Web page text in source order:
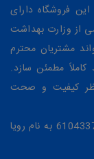
فروشگاه دارای
از وزارت بهداشت
مشتریان محترم
مطمئن سازد.
نظر کیفیت و صحت
شماره کارت جهت خرید محصولات : 6104337531945416 به نام رویا